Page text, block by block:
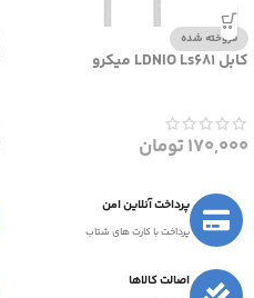
فروخته شده
کابل LDNIO Ls681 میکرو
170,000تومان
پرداخت آنلاین امن
پرداخت با کارت های شتاب
اصالت کالاها